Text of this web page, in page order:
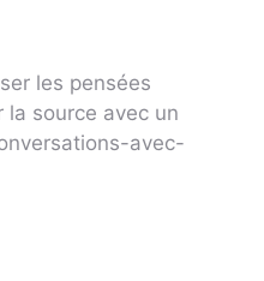
les pensées
source avec un
avec-